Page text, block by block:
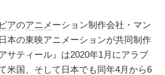
アのアニメ ーション制作会社・マン
本の東映アニメーションが共同制作
サティール』は2020年1月にアラブ
米国、そして日本でも同年4月から6